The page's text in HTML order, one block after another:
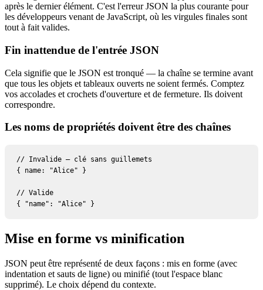
après le dernier élément. C'est l'erreur JSON la plus courante pour
les développeurs venant de JavaScript, où les virgules finales sont
tout à fait valides.
Fin inattendue de l'entrée JSON
Cela signifie que le JSON est tronqué — la chaîne se termine avant
que tous les objets et tableaux ouverts ne soient fermés. Comptez
vos accolades et crochets d'ouverture et de fermeture. Ils doivent
correspondre.
Les noms de propriétés doivent être des chaînes
// Invalide — clé sans guillemets
{ name: "Alice" }
// Valide
{ "name": "Alice" }
Mise en forme vs minification
JSON peut être représenté de deux façons : mis en forme (avec
indentation et sauts de ligne) ou minifié (tout l'espace blanc
supprimé). Le choix dépend du contexte.